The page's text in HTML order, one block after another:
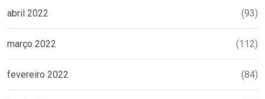
abril 2022 (93)
março 2022 (112)
fevereiro 2022 (84)